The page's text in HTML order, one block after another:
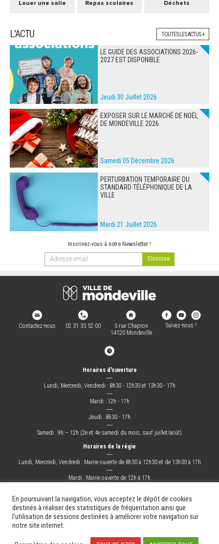
Louer une salle Repas scolaires Déchets
L'ACTU TOUTES LES ACTUS +
LE GUIDE DES ASSOCIATIONS 2026-
2027 EST DISPONIBLE
Jeudi 30 Juillet 2026
EXPOSER SUR LE MARCHÉ DE NOËL
DE MONDEVILLE 2026
Samedi 05 Décembre 2026
PERTURBATION TEMPORAIRE DU
STANDARD TÉLÉPHONIQUE DE LA
VILLE
Mardi 21 Juillet 2026
Inscrivez-vous à notre Newsletter !
Contactez-nous 02 31 35 52 00
5 rue Chapron
14120 Mondeville
Suivez-nous !
Horaires d'ouverture
―
Lundi, Mercredi, Vendredi : 8h30 - 12h30 et 13h30 - 17h
―
Mardi : 12h - 17h
―
Jeudi : 8h30 - 17h
―
Samedi : 9h – 12h (2e et 4e samedi du mois, sauf juillet/août)
Horaires de la régie
―
Lundi, Mercredi, Vendredi : Mairie ouverte de 8h30 à 12h30 et de 13h30 à 17h
―
Mardi : Mairie ouverte de 12h à 17h
La Ville Mes démarches Grandir ! Sortir ! Changer !
Les docs.
Mentions légales
En poursuivant la navigation, vous acceptez le dépôt de cookies
destinés à réaliser des statistiques de fréquentation ainsi que
l'utilisation de sessions destinées à améliorer votre navigation sur
notre site internet.